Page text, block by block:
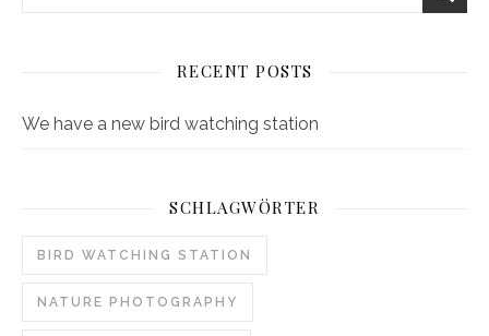
RECENT POSTS
We have a new bird watching station
SCHLAGWÖRTER
BIRD WATCHING STATION
NATURE PHOTOGRAPHY